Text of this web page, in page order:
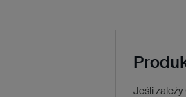
Jeśli zależy